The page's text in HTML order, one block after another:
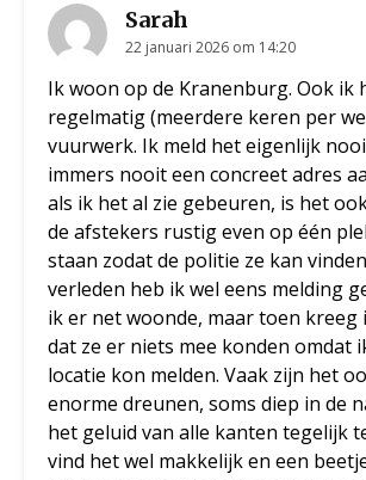
Sarah
22 januari 2026 om 14:20
Ik woon op de Kranenburg. Ook ik
regelmatig (meerdere keren per
vuurwerk. Ik meld het eigenlijk
immers nooit een concreet adres
als ik het al zie gebeuren, is het
de afstekers rustig even op één
staan zodat de politie ze kan
verleden heb ik wel eens melding
ik er net woonde, maar toen kreeg
dat ze er niets mee konden omdat
locatie kon melden. Vaak zijn het
enorme dreunen, soms diep in de
het geluid van alle kanten tegelijk
vind het wel makkelijk en een